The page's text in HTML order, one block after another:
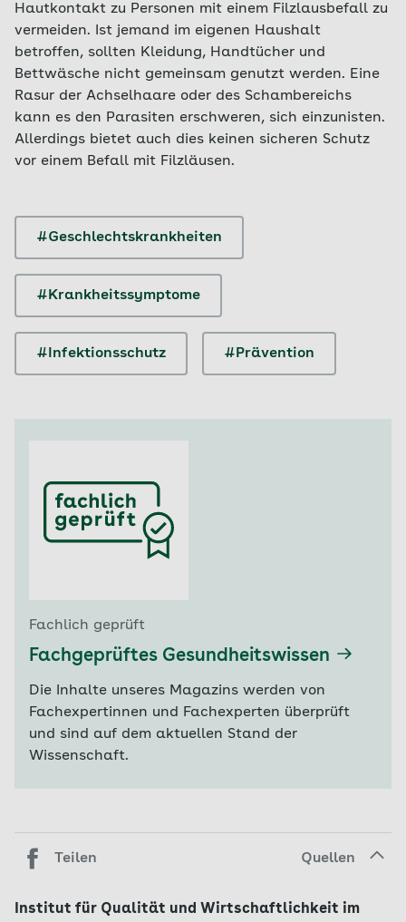
Hautkontakt zu Personen mit einem Filzlausbefall zu
vermeiden. Ist jemand im eigenen Haushalt
betroffen, sollten Kleidung, Handtücher und
Bettwäsche nicht gemeinsam genutzt werden. Eine
Rasur der Achselhaare oder des Schambereichs
kann es den Parasiten erschweren, sich einzunisten.
Allerdings bietet auch dies keinen sicheren Schutz
vor einem Befall mit Filzläusen.
#Geschlechtskrankheiten
#Krankheitssymptome
#Infektionsschutz #Prävention
Fachlich geprüft
Fachgeprüftes Gesundheitswissen
Die Inhalte unseres Magazins werden von
Fachexpertinnen und Fachexperten überprüft
und sind auf dem aktuellen Stand der
Wissenschaft.
Teilen Quellen
Institut für Qualität und Wirtschaftlichkeit im